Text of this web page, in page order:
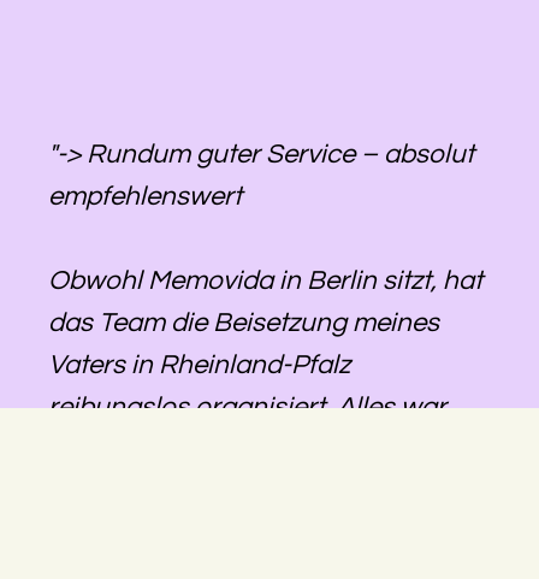
"-> Rundum guter Service – absolut
empfehlenswert
Obwohl Memovida in Berlin sitzt, hat
das Team die Beisetzung meines
Vaters in Rheinland-Pfalz
reibungslos organisiert. Alles war